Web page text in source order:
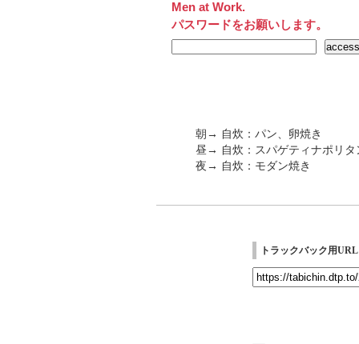
Men at Work.
パスワードをお願いします。
朝→ 自炊：パン、卵焼き
昼→ 自炊：スパゲティナポリタ
夜→ 自炊：モダン焼き
トラックバック用URL